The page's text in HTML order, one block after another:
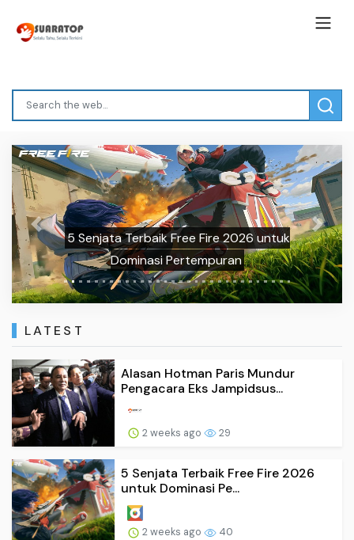
5 Senjata Terbaik Free Fire 2026 untuk
Dominasi Pertempuran
Previous Next
LATEST
Alasan Hotman Paris Mundur
Pengacara Eks Jampidsus...
2 weeks ago 29
5 Senjata Terbaik Free Fire 2026
untuk Dominasi Pe...
2 weeks ago 40